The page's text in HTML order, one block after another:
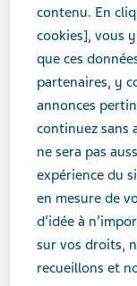
Eliz
contenu. En
cookies], vous
que ces
partenaires, y
annonces
continuez sans
ne sera pas
expérience du
en mesure de
d’idée à
sur vos droits,
recueillons et